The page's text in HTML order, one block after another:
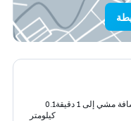
مشي إلى 1 دقيقة
0.1
كيلومتر